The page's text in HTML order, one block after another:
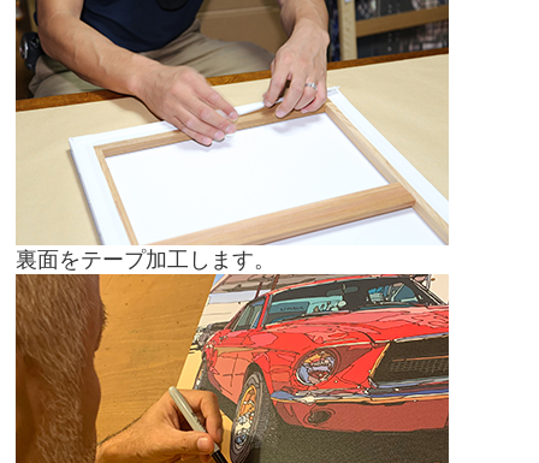
裏面をテープ加工します。